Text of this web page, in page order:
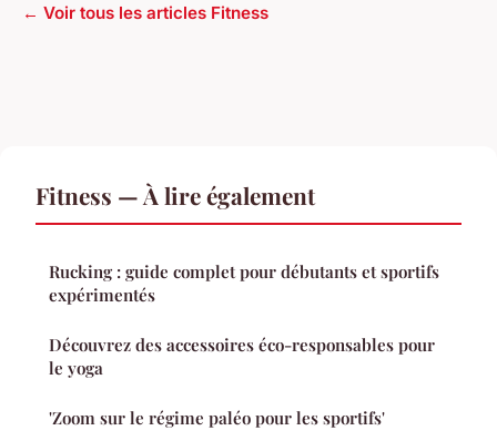
← Voir tous les articles Fitness
Fitness — À lire également
Rucking : guide complet pour débutants et sportifs
expérimentés
Découvrez des accessoires éco-responsables pour
le yoga
'Zoom sur le régime paléo pour les sportifs'